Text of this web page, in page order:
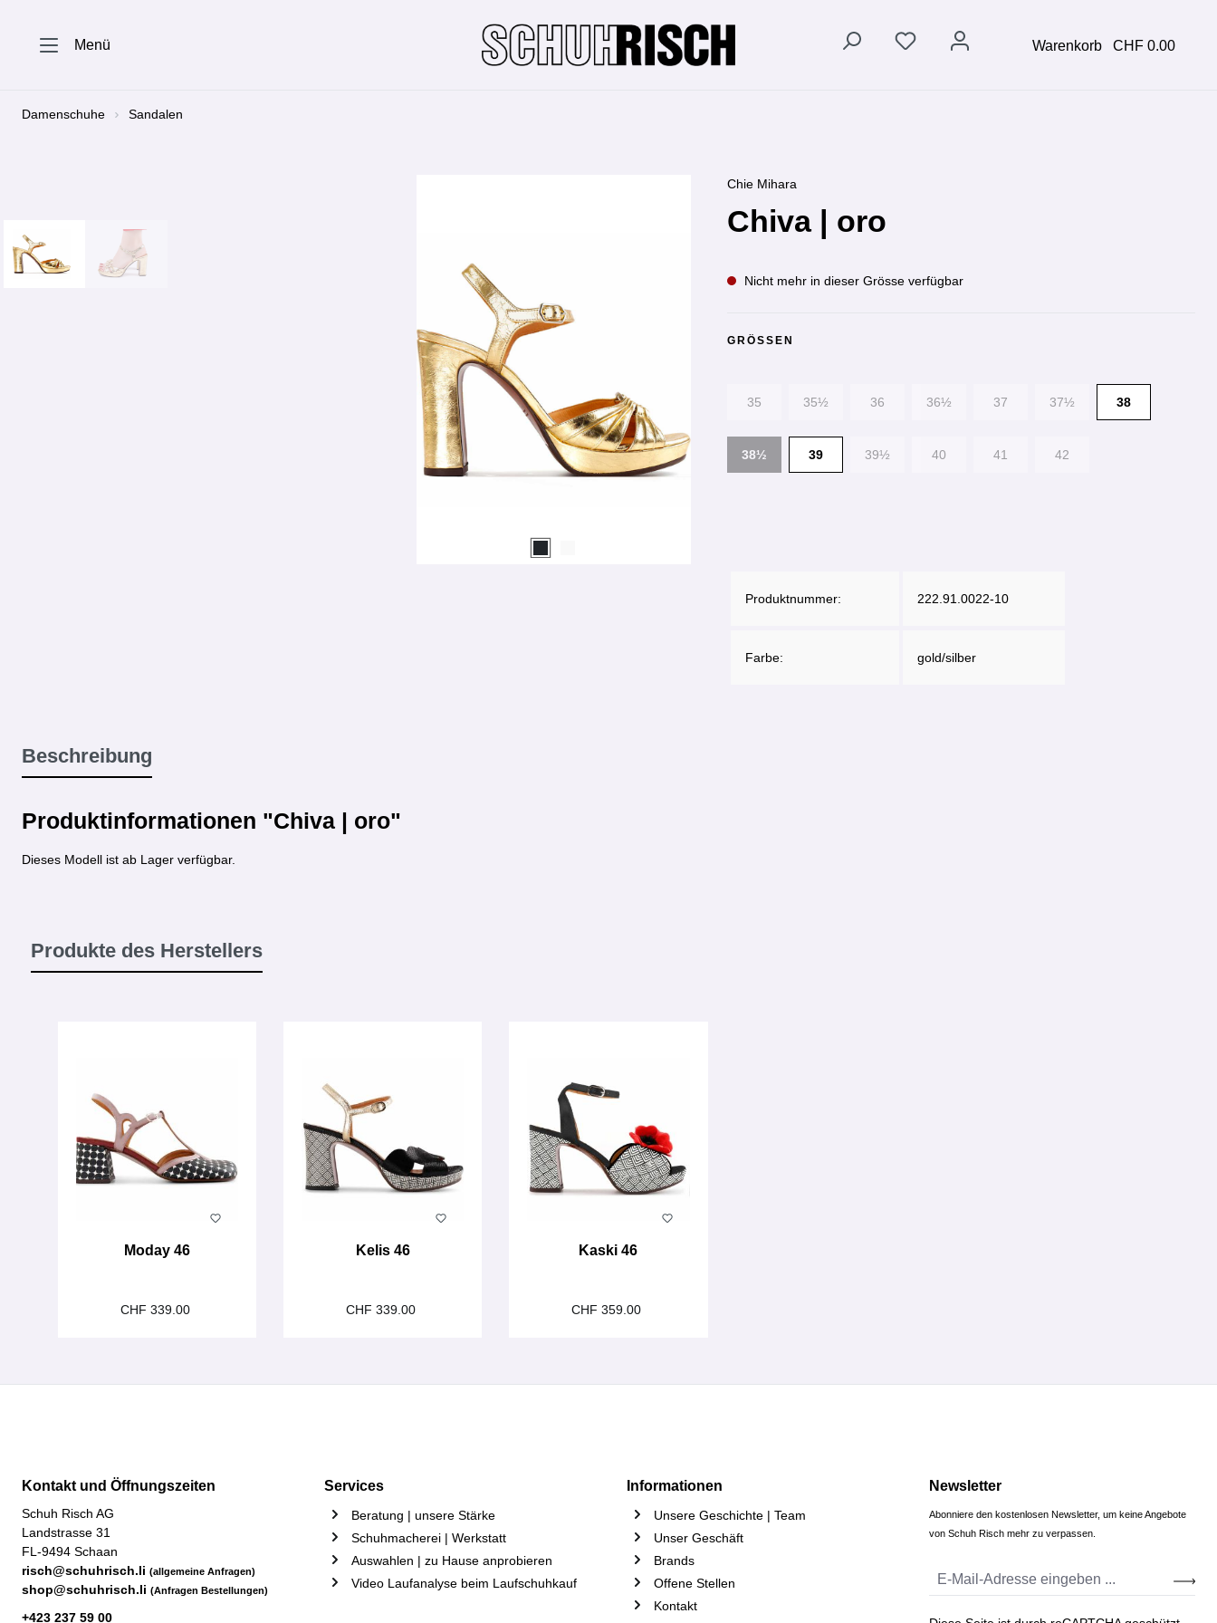
Menü Warenkorb CHF 0.00
Damenschuhe Sandalen
Chie Mihara
Chiva | oro
Nicht mehr in dieser Grösse verfügbar
GRÖSSEN
35 35½ 36 36½ 37 37½ 38
38½ 39 39½ 40 41 42
Produktnummer: 222.91.0022-10
Farbe: gold/silber
Beschreibung
Produktinformationen "Chiva | oro"
Dieses Modell ist ab Lager verfügbar.
Produkte des Herstellers
Moday 46
CHF 339.00
Kelis 46
CHF 339.00
Kaski 46
CHF 359.00
Kontakt und Öffnungszeiten
Schuh Risch AG
Landstrasse 31
FL-9494 Schaan
risch@schuhrisch.li (allgemeine Anfragen)
shop@schuhrisch.li (Anfragen Bestellungen)
+423 237 59 00
Services
Beratung | unsere Stärke
Schuhmacherei | Werkstatt
Auswahlen | zu Hause anprobieren
Video Laufanalyse beim Laufschuhkauf
Informationen
Unsere Geschichte | Team
Unser Geschäft
Brands
Offene Stellen
Kontakt
Newsletter
Abonniere den kostenlosen Newsletter, um keine Angebote
von Schuh Risch mehr zu verpassen.